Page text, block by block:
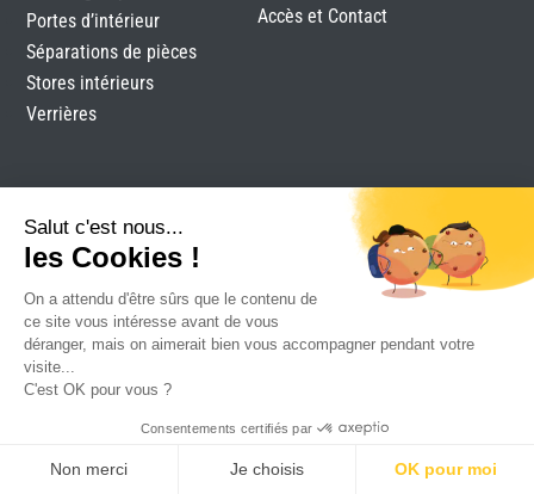
Portes d’intérieur
Séparations de pièces
Stores intérieurs
Verrières
Accès et Contact
Clomen|Mentions légales|Plan du site
Attraptemps
RDV CONTACT
Salut c'est nous...
les Cookies !
On a attendu d'être sûrs que le contenu de
ce site vous intéresse avant de vous
déranger, mais on aimerait bien vous accompagner pendant votre
visite...
C'est OK pour vous ?
Consentements certifiés par
Non merci Je choisis OK pour moi